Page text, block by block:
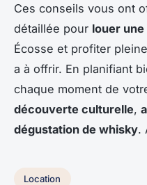
Ces conseils vous ont
détaillée pour louer
Écosse et profiter
a à offrir. En planifiant
chaque moment de
découverte culturelle,
dégustation de whisky.
Location